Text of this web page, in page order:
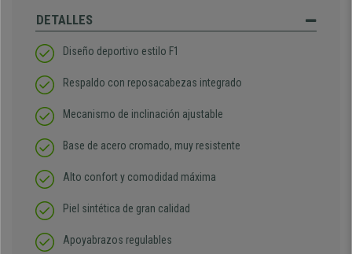
DETALLES
Diseño deportivo estilo F1
Respaldo con reposacabezas integrado
Mecanismo de inclinación ajustable
Base de acero cromado, muy resistente
Alto confort y comodidad máxima
Piel sintética de gran calidad
Apoyabrazos regulables